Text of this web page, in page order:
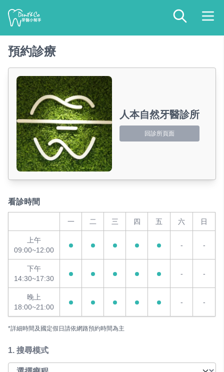
預約診療
人本自然牙醫診所
回診所頁面
看診時間
一 二 三 四 五 六 日
上午
09:00~12:00
- -
下午
14:30~17:30
- -
晚上
18:00~21:00
- -
*詳細時間及國定假日請依網路預約時間為主
1. 搜尋模式